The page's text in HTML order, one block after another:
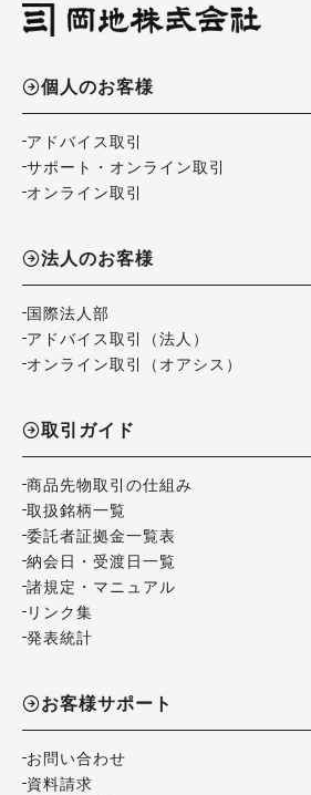
個人のお客様
アドバイス取引
サポート・オンライン取引
オンライン取引
法人のお客様
国際法人部
アドバイス取引（法人）
オンライン取引（オアシス）
取引ガイド
商品先物取引の仕組み
取扱銘柄一覧
委託者証拠金一覧表
納会日・受渡日一覧
諸規定・マニュアル
リンク集
発表統計
お客様サポート
お問い合わせ
資料請求